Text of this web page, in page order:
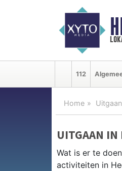
112
Home Uitgaan
UITGAAN IN
Wat is er te
activiteiten in